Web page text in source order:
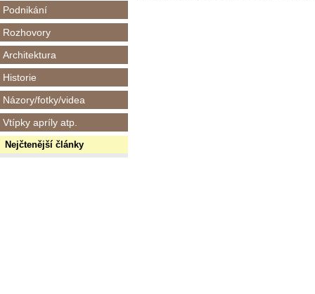
Podnikání
Rozhovory
Architektura
Historie
Názory/fotky/videa
Vtípky apríly atp.
Nejčtenější články